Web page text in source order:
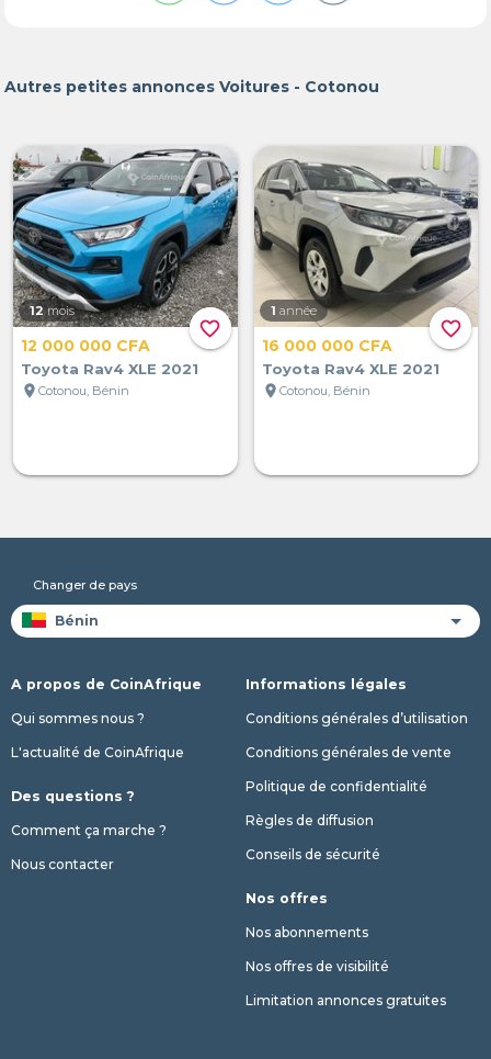
Autres petites annonces Voitures - Cotonou
favorite_border
12 mois
12 000 000 CFA
Toyota Rav4 XLE 2021
location_on Cotonou, Bénin
favorite_border
1 année
16 000 000 CFA
Toyota Rav4 XLE 2021
location_on Cotonou, Bénin
Changer de pays
A propos de CoinAfrique
Qui sommes nous ?
L'actualité de CoinAfrique
Des questions ?
Comment ça marche ?
Nous contacter
Informations légales
Conditions générales d’utilisation
Conditions générales de vente
Politique de confidentialité
Règles de diffusion
Conseils de sécurité
Nos offres
Nos abonnements
Nos offres de visibilité
Limitation annonces gratuites